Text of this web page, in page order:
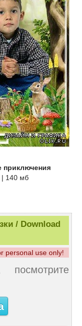
приключения
| 140 мб
/ Download
personal use only!